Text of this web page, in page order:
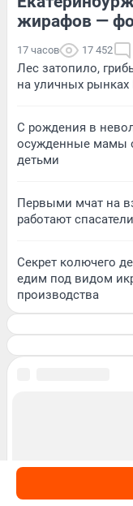
жирафов —
17 часов 17 452
Лес затопило,
на уличных рынках
С рождения в
осужденные мамы
детьми
Первыми мчат на
работают
Секрет колючего
едим под видом
производства